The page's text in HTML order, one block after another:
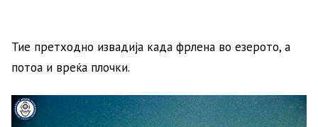
Тие претходно извадија када фрлена во езерото, а
потоа и вреќа плочки.